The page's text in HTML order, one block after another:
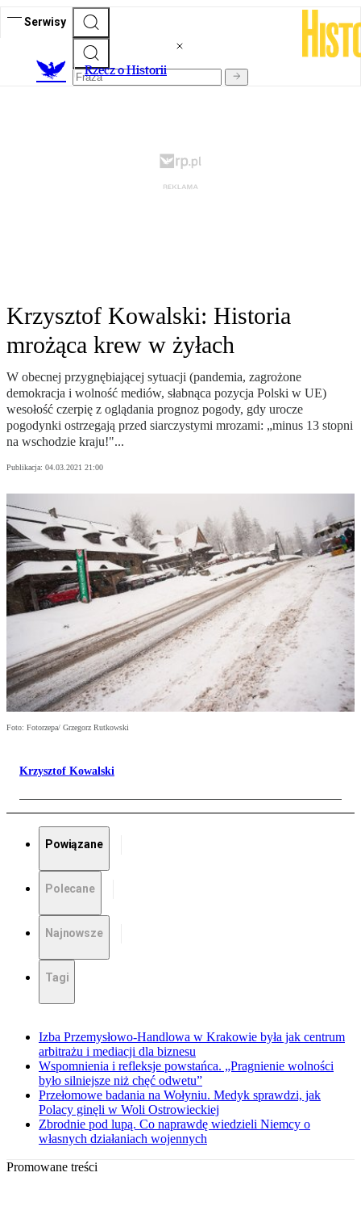
Serwisy
Rzecz o Historii
Krzysztof Kowalski: Historia
mrożąca krew w żyłach
W obecnej przygnębiającej sytuacji (pandemia, zagrożone
demokracja i wolność mediów, słabnąca pozycja Polski w UE)
wesołość czerpię z oglądania prognoz pogody, gdy urocze
pogodynki ostrzegają przed siarczystymi mrozami: „minus 13 stopni
na wschodzie kraju!"...
Publikacja: 04.03.2021 21:00
Foto: Fotorzepa/ Grzegorz Rutkowski
Krzysztof Kowalski
Powiązane
Polecane
Najnowsze
Tagi
Izba Przemysłowo-Handlowa w Krakowie była jak centrum
arbitrażu i mediacji dla biznesu
Wspomnienia i refleksje powstańca. „Pragnienie wolności
było silniejsze niż chęć odwetu”
Przełomowe badania na Wołyniu. Medyk sprawdzi, jak
Polacy ginęli w Woli Ostrowieckiej
Zbrodnie pod lupą. Co naprawdę wiedzieli Niemcy o
własnych działaniach wojennych
Promowane treści